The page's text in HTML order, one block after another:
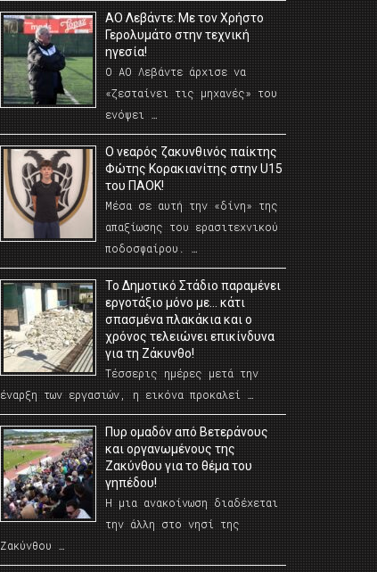
ΑΟ Λεβάντε: Με τον Χρήστο
Γερολυμάτο στην τεχνική
ηγεσία!
Ο ΑΟ Λεβάντε άρχισε να
«ζεσταίνει τις μηχανές» του
ενόψει …
O νεαρός ζακυνθινός παίκτης
Φώτης Κορακιανίτης στην U15
του ΠΑΟΚ!
Μέσα σε αυτή την «δίνη» της
απαξίωσης του ερασιτεχνικού
ποδοσφαίρου. …
Το Δημοτικό Στάδιο παραμένει
εργοτάξιο μόνο με… κάτι
σπασμένα πλακάκια και ο
χρόνος τελειώνει επικίνδυνα
για τη Ζάκυνθο!
Τέσσερις ημέρες μετά την
έναρξη των εργασιών, η εικόνα προκαλεί …
Πυρ ομαδόν από Βετεράνους
και οργανωμένους της
Ζακύνθου για το θέμα του
γηπέδου!
Η μια ανακοίνωση διαδέχεται
την άλλη στο νησί της
Ζακύνθου …